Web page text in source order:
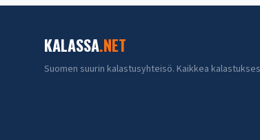
KALASSA.NET
Suomen suurin kalastusyhteisö. Kaikkea